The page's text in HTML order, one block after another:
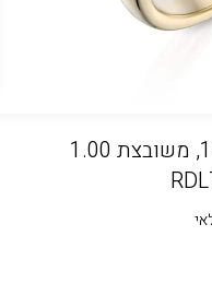
טבעת יהלומי מעבדה, זהב 14K, משובצת 1.00